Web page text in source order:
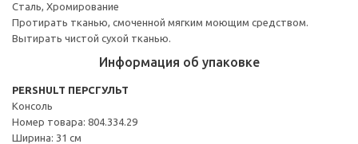
Сталь, Хромирование
Протирать тканью, смоченной мягким моющим средством.
Вытирать чистой сухой тканью.
Информация об упаковке
PERSHULT ПЕРСГУЛЬТ
Консоль
Номер товара: 804.334.29
Ширина: 31 см